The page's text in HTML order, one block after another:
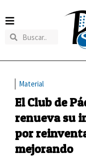
Material
El Club de
renueva su
por
mejorando